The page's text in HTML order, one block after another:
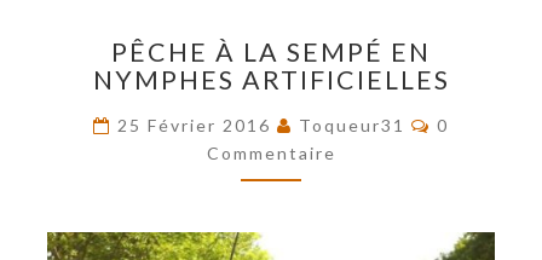
À
LA
EN
NYMPHES
ARTIFICIELLES
PÊCHE À LA SEMPÉ EN
NYMPHES ARTIFICIELLES
25 Février 2016 Toqueur31
0
Commentaire